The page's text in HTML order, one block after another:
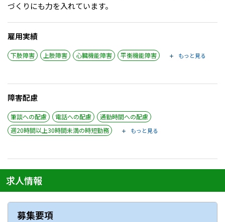
づくりにも力を入れています。
雇用実績
下肢障害 上肢障害 心臓機能障害 平衡機能障害 もっと見る
障害配慮
筆談への配慮 電話への配慮
通勤時間への配慮
週20時間以上30時間未満の時短勤務
もっと見る
求人情報
募集要項